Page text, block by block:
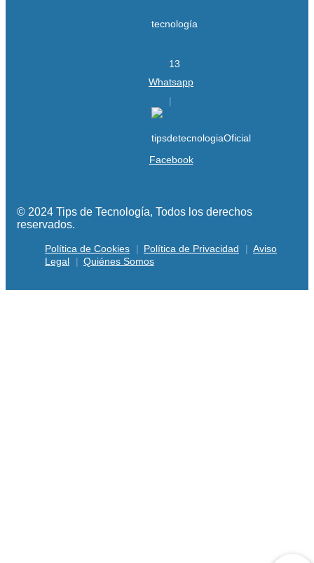
Whatsapp
Facebook
© 2024 Tips de Tecnología, Todos los derechos
reservados.
Política de Cookies Política de Privacidad
Aviso
Legal
Quiénes Somos